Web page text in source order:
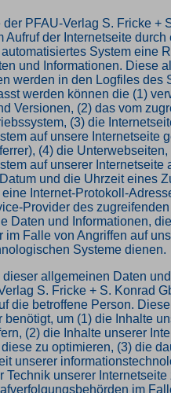
der PFAU-Verlag S. Fricke +
Aufruf der Internetseite durch
System eine
und Informationen. Diese
werden in den Logfiles des
werden können die (1)
Versionen, (2) das vom
(3) die
auf unsere Internetseite
(4) die
auf unserer Internetseite
und die Uhrzeit eines
eine Internet-Protokoll-
Provider des
Daten und Informationen,
im Falle von Angriffen auf
Systeme dienen.
dieser allgemeinen Daten
S. Fricke + S. Konrad
die betroffene Person.
benötigt, um (1) die Inhalte
(2) die Inhalte unserer
zu optimieren, (3) die
unserer
Technik unserer
im